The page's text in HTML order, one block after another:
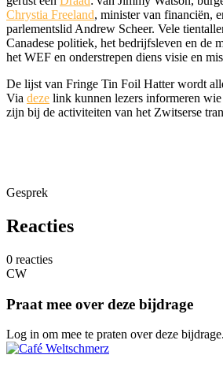
Chrystia Freeland, minister van financiën,
parlementslid Andrew Scheer. Vele
Canadese politiek, het bedrijfsleven en de
het WEF en onderstrepen diens visie en
De lijst van Fringe Tin Foil Hatter wordt
Via deze link kunnen lezers informeren
zijn bij de activiteiten van het Zwitserse
Gesprek
Reacties
0 reacties
CW
Praat mee over deze bijdrage
Log in om mee te praten over deze bijdrage.